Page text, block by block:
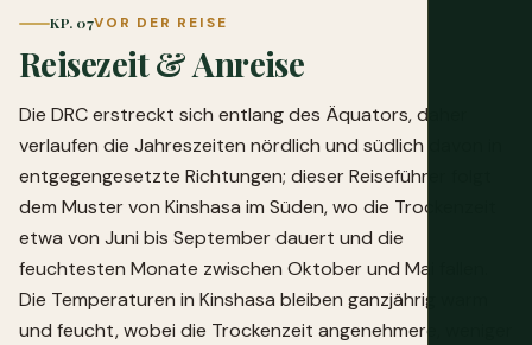
KP. 07VOR DER REISE
Reisezeit & Anreise
Die DRC erstreckt sich entlang des Äquators, daher
verlaufen die Jahreszeiten nördlich und südlich davon in
entgegengesetzte Richtungen; dieser Reiseführer folgt
dem Muster von Kinshasa im Süden, wo die Trockenzeit
etwa von Juni bis September dauert und die
feuchtesten Monate zwischen Oktober und Mai fallen.
Die Temperaturen in Kinshasa bleiben ganzjährig warm
und feucht, wobei die Trockenzeit angenehmere, weniger